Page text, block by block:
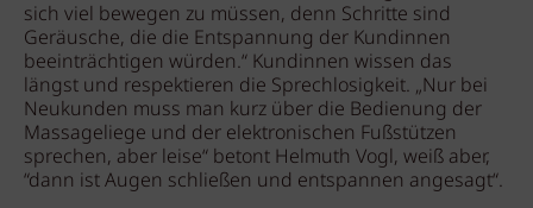
sich viel bewegen zu müssen, denn Schritte sind
Geräusche, die die Entspannung der Kundinnen
beeinträchtigen würden.“ Kundinnen wissen das
längst und respektieren die Sprechlosigkeit. „Nur bei
Neukunden muss man kurz über die Bedienung der
Massageliege und der elektronischen Fußstützen
sprechen, aber leise“ betont Helmuth Vogl, weiß aber,
“dann ist Augen schließen und entspannen angesagt“.